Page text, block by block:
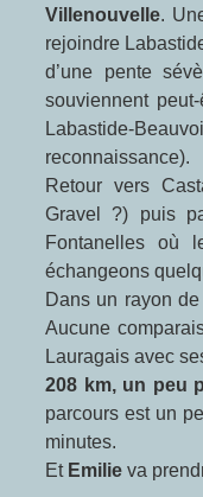
Villenouvelle.
rejoindre
d’une pente
souviennent
Labastide-
reconnaissance).
Retour vers
Gravel ?) puis
Fontanelles où
échangeons
Dans un rayon
Aucune
Lauragais avec
208 km, un peu
parcours est un
minutes.
Et Emilie va